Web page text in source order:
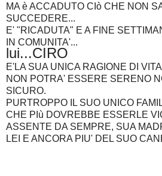
MA è ACCADUTO CIò CHE NON
SUCCEDERE...
E' "RICADUTA" E A FINE
IN COMUNITA'...
lui...CIRO
E'LA SUA UNICA RAGIONE DI
NON POTRA' ESSERE SERENO
SICURO.
PURTROPPO IL SUO UNICO
CHE PIù DOVREBBE ESSERLE
ASSENTE DA SEMPRE, SUA
LEI E ANCORA PIU' DEL SUO